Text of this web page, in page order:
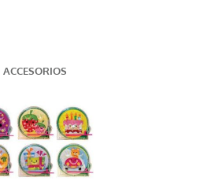
ACCESORIOS